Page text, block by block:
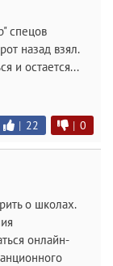
спецов
назад взял.
и остается...
| 22 | 0
о школах.
онлайн-